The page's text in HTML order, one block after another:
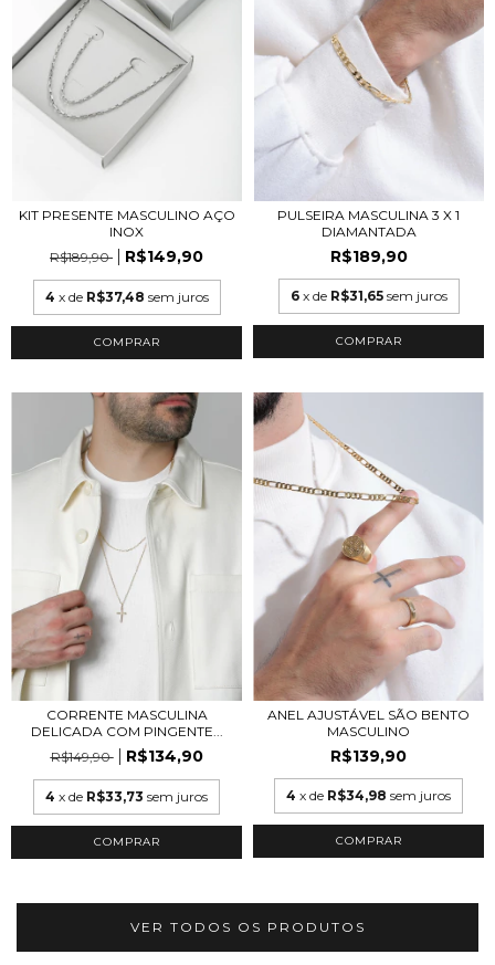
KIT PRESENTE MASCULINO AÇO
INOX
R$189,90
R$149,90
4 x de R$37,48 sem juros
PULSEIRA MASCULINA 3 X 1
DIAMANTADA
R$189,90
6 x de R$31,65 sem juros
CORRENTE MASCULINA
DELICADA COM PINGENTE...
R$149,90
R$134,90
4 x de R$33,73 sem juros
COMPRAR
ANEL AJUSTÁVEL SÃO BENTO
MASCULINO
R$139,90
4 x de R$34,98 sem juros
VER TODOS OS PRODUTOS